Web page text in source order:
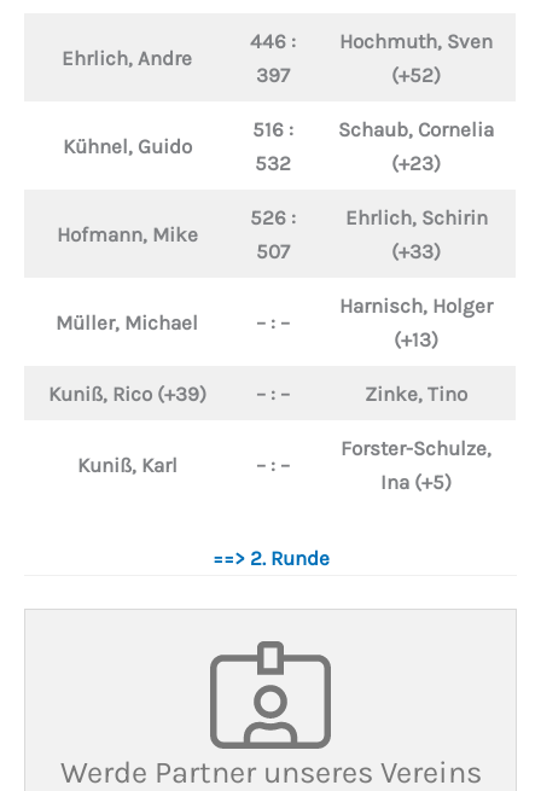
Ehrlich, Andre
446 :
397
Hochmuth, Sven
(+52)
Kühnel, Guido
516 :
532
Schaub, Cornelia
(+23)
Hofmann, Mike
526 :
507
Ehrlich, Schirin
(+33)
Müller, Michael – : –
Harnisch, Holger
(+13)
Kuniß, Rico (+39) – : – Zinke, Tino
Kuniß, Karl – : –
Forster-Schulze,
Ina (+5)
==> 2. Runde
Werde Partner unseres Vereins